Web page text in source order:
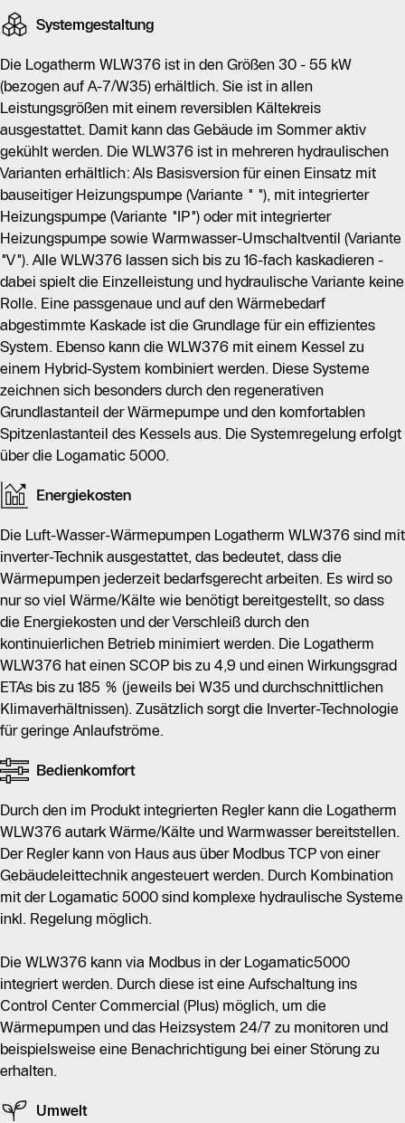
Heizungspumpe und Warmwasser-Umschaltventil.
Ein herausragendes Merkmal der WLW376 ist die
Möglichkeit zur Kaskadierung von bis zu 16 Einheiten,
was eine effiziente Anpassung an den Wärmebedarf
ermöglicht. Die Inverter-Technologie sorgt für
bedarfsgerechte Betriebsweise, wodurch
Energiekosten und Verschleiß minimiert werden. Mit
einem SCOP von bis zu 4,9 und einem Wirkungsgrad
von bis zu 185 % bietet die WLW376 hohe Effizienz.
Die integrierte Regelung ermöglicht eine autarke
Bereitstellung von Wärme, Kälte und Warmwasser und
kann über Modbus TCP in Gebäudeleittechnik integriert
werden. Zudem erfüllt die WLW376 hohe
Umweltstandards und nutzt umweltfreundliches
Kältemittel, was zur Reduzierung des ökologischen
Fußabdrucks beiträgt.
Systemgestaltung
Die Logatherm WLW376 ist in den Größen 30 - 55 kW
(bezogen auf A-7/W35) erhältlich. Sie ist in allen
Leistungsgrößen mit einem reversiblen Kältekreis
ausgestattet. Damit kann das Gebäude im Sommer aktiv
gekühlt werden. Die WLW376 ist in mehreren hydraulischen
Varianten erhältlich: Als Basisversion für einen Einsatz mit
bauseitiger Heizungspumpe (Variante " "), mit integrierter
Heizungspumpe (Variante "IP") oder mit integrierter
Heizungspumpe sowie Warmwasser-Umschaltventil (Variante
"V"). Alle WLW376 lassen sich bis zu 16-fach kaskadieren -
dabei spielt die Einzelleistung und hydraulische Variante keine
Rolle. Eine passgenaue und auf den Wärmebedarf
abgestimmte Kaskade ist die Grundlage für ein effizientes
System. Ebenso kann die WLW376 mit einem Kessel zu
einem Hybrid-System kombiniert werden. Diese Systeme
zeichnen sich besonders durch den regenerativen
Grundlastanteil der Wärmepumpe und den komfortablen
Spitzenlastanteil des Kessels aus. Die Systemregelung erfolgt
über die Logamatic 5000.
Energiekosten
Die Luft-Wasser-Wärmepumpen Logatherm WLW376 sind mit
inverter-Technik ausgestattet, das bedeutet, dass die
Wärmepumpen jederzeit bedarfsgerecht arbeiten. Es wird so
nur so viel Wärme/Kälte wie benötigt bereitgestellt, so dass
die Energiekosten und der Verschleiß durch den
kontinuierlichen Betrieb minimiert werden. Die Logatherm
WLW376 hat einen SCOP bis zu 4,9 und einen Wirkungsgrad
ETAs bis zu 185 % (jeweils bei W35 und durchschnittlichen
Klimaverhältnissen). Zusätzlich sorgt die Inverter-Technologie
für geringe Anlaufströme.
Bedienkomfort
Durch den im Produkt integrierten Regler kann die Logatherm
WLW376 autark Wärme/Kälte und Warmwasser bereitstellen.
Der Regler kann von Haus aus über Modbus TCP von einer
Gebäudeleittechnik angesteuert werden. Durch Kombination
mit der Logamatic 5000 sind komplexe hydraulische Systeme
inkl. Regelung möglich.
Die WLW376 kann via Modbus in der Logamatic5000
integriert werden. Durch diese ist eine Aufschaltung ins
Control Center Commercial (Plus) möglich, um die
Wärmepumpen und das Heizsystem 24/7 zu monitoren und
beispielsweise eine Benachrichtigung bei einer Störung zu
erhalten.
Umwelt